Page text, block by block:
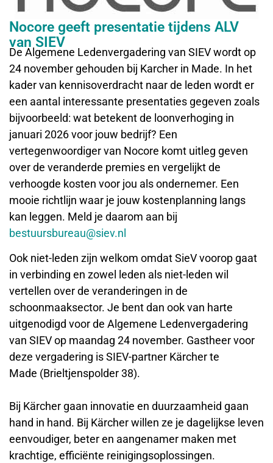
Nocore geeft presentatie tijdens ALV
van SIEV
De Algemene Ledenvergadering van SIEV wordt op
24 november gehouden bij Karcher in Made. In het
kader van kennisoverdracht naar de leden wordt er
een aantal interessante presentaties gegeven zoals
bijvoorbeeld: wat betekent de loonverhoging in
januari 2026 voor jouw bedrijf? Een
vertegenwoordiger van Nocore komt uitleg geven
over de veranderde premies en vergelijkt de
verhoogde kosten voor jou als ondernemer. Een
mooie richtlijn waar je jouw kostenplanning langs
kan leggen. Meld je daarom aan bij
bestuursbureau@siev.nl
Ook niet-leden zijn welkom omdat SieV voorop gaat
in verbinding en zowel leden als niet-leden wil
vertellen over de veranderingen in de
schoonmaaksector. Je bent dan ook van harte
uitgenodigd voor de Algemene Ledenvergadering
van SIEV op maandag 24 november. Gastheer voor
deze vergadering is SIEV-partner Kärcher te
Made (Brieltjenspolder 38).
Bij Kärcher gaan innovatie en duurzaamheid gaan
hand in hand. Bij Kärcher willen ze je dagelijkse leven
eenvoudiger, beter en aangenamer maken met
krachtige, efficiënte reinigingsoplossingen.